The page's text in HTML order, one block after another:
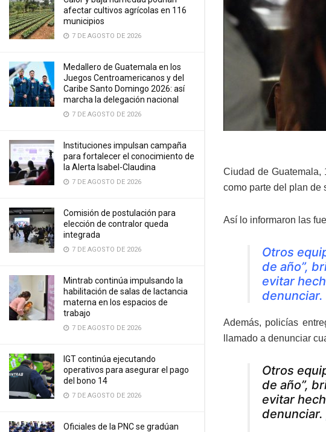
afectar cultivos agrícolas en 116
municipios
7 DE AGOSTO DE 2026
Medallero de Guatemala en los
Juegos Centroamericanos y del
Caribe Santo Domingo 2026: así
marcha la delegación nacional
7 DE AGOSTO DE 2026
Instituciones impulsan campaña
para fortalecer el conocimiento de
la Alerta Isabel-Claudina
7 DE AGOSTO DE 2026
Comisión de postulación para
elección de contralor queda
integrada
7 DE AGOSTO DE 2026
Mintrab continúa impulsando la
habilitación de salas de lactancia
materna en los espacios de
trabajo
7 DE AGOSTO DE 2026
IGT continúa ejecutando
operativos para asegurar el pago
del bono 14
7 DE AGOSTO DE 2026
Oficiales de la PNC se gradúan
Ciudad de Guatemala,
como parte del plan de
Así lo informaron las
Otros
de año”,
evitar
denunciar.
Además, policías
llamado a denunciar
Otros
de año”,
evitar
denunciar.